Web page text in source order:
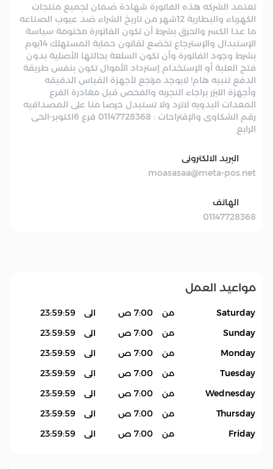
تعتمد الشركه هذه الفاتورة شهادة ضمان لجميع منتجات
الكهرباء والبطارية 12شهر من تاريخ الشراء ضد عيوب الصناعه
ما عدا الكسر والحرق بشرط أن تكون الفاتورة مختومة سياسة
الإستبدال والإسترجاع تخضع لقانون حماية المستهلك 14يوم
بشرط وجود الفاتورة وأن تكون السلعة بحالتها الأصلية بدون
فتح العلبة أو الإستخدام إسترداد الأموال تكون بنفس طريقة
الدفع تنبيه هام! لايوجد مرتجع لأجهزة القياس الدقيقه
وأجهزة الليزر براجاء التجربه والفحص قبل مغادرة الفرع
المعدات اليدويه لاترد ولا تستبدل حرصا منا على المصداقيه
رقم الشكاوى والإقتراحات : 01147728368 فرع 6اكتوبر-الحى
الرابع
البريد الالكترونى
moasasaa@meta-pos.net
الهاتف
01147728368
مواعيد العمل
Saturday من 7:00 ص الى
23:59:59
Sunday
من 7:00 ص الى
23:59:59
Monday
من 7:00 ص الى
23:59:59
Tuesday
من 7:00 ص الى
23:59:59
Wednesday
من 7:00 ص الى
23:59:59
Thursday
من 7:00 ص الى
23:59:59
Friday
من 7:00 ص الى 23:59:59